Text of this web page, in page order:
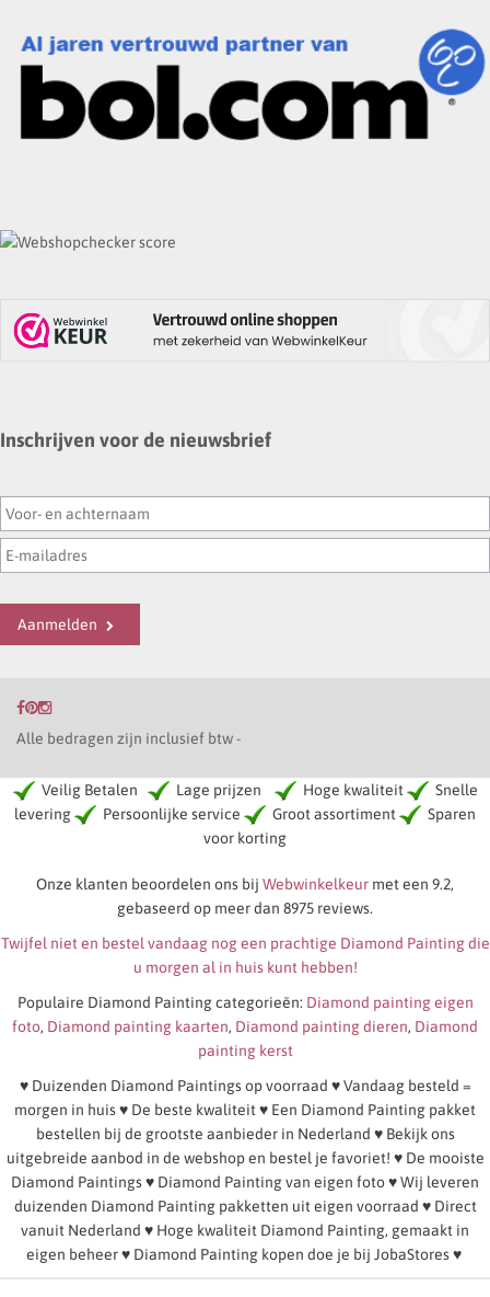
Inschrijven voor de nieuwsbrief
Aanmelden
Alle bedragen zijn inclusief btw -
Veilig Betalen Lage prijzen Hoge kwaliteit
Snelle
levering
Persoonlijke service Groot assortiment
Sparen
voor korting
Onze klanten beoordelen ons bij Webwinkelkeur met een 9.2,
gebaseerd op meer dan 8975 reviews.
Twijfel niet en bestel vandaag nog een prachtige Diamond Painting die
u morgen al in huis kunt hebben!
Populaire Diamond Painting categorieën: Diamond painting eigen
foto, Diamond painting kaarten, Diamond painting dieren, Diamond
painting kerst
♥ Duizenden Diamond Paintings op voorraad ♥ Vandaag besteld =
morgen in huis ♥ De beste kwaliteit ♥ Een Diamond Painting pakket
bestellen bij de grootste aanbieder in Nederland ♥ Bekijk ons
uitgebreide aanbod in de webshop en bestel je favoriet! ♥ De mooiste
Diamond Paintings ♥ Diamond Painting van eigen foto ♥ Wij leveren
duizenden Diamond Painting pakketten uit eigen voorraad ♥ Direct
vanuit Nederland ♥ Hoge kwaliteit Diamond Painting, gemaakt in
eigen beheer ♥ Diamond Painting kopen doe je bij JobaStores ♥